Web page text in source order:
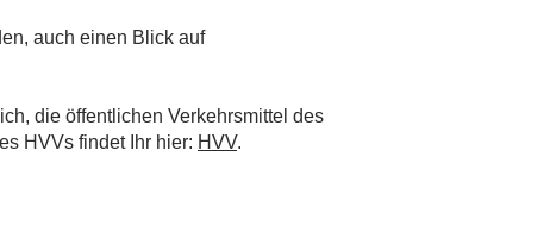
auch einen Blick auf
die öffentlichen Verkehrsmittel des
HVVs findet Ihr hier: HVV.